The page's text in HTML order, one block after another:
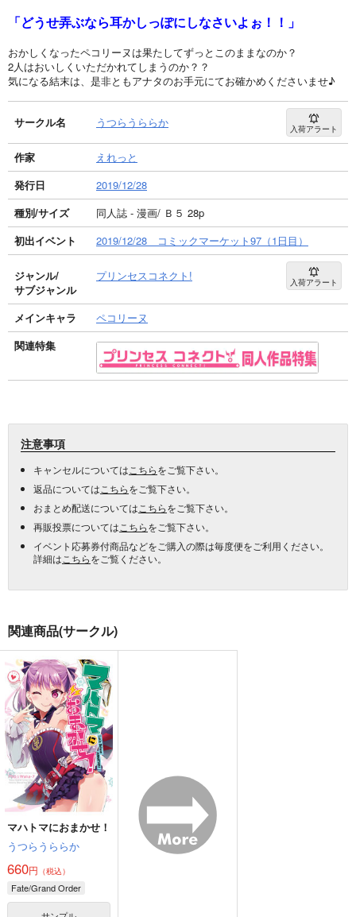
「どうせ弄ぶなら耳かしっぽにしなさいよぉ！！」
おかしくなったペコリーヌは果たしてずっとこのままなのか？
2人はおいしくいただかれてしまうのか？？
気になる結末は、是非ともアナタのお手元にてお確かめくださいませ♪
サークル名 うつらうららか 入荷アラート
作家
えれっと
発行日
2019/12/28
種別/サイズ
同人誌 - 漫画/ Ｂ５ 28p
初出イベント
2019/12/28 コミックマーケット97（1日目）
ジャンル/
サブジャンル
プリンセスコネクト! 入荷アラート
メインキャラ
ペコリーヌ
関連特集
注意事項
キャンセルについては こちらをご覧下さい。
返品については こちらをご覧下さい。
おまとめ配送については こちらをご覧下さい。
再販投票については こちらをご覧下さい。
イベント応募券付商品などをご購入の際は毎度便をご利用ください。
詳細は こちらをご覧ください。
関連商品(サークル)
マハトマにおまかせ！
うつらうららか
660円 （税込）
Fate/Grand Order